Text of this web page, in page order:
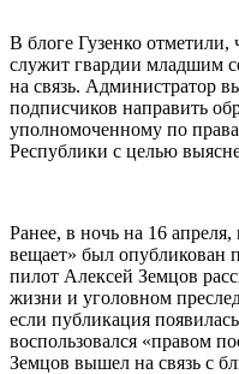
В блоге Гузенко отметили,
служит гвардии младшим
на связь. Администратор
подписчиков направить
уполномоченному по
Республики с целью
Ранее, в ночь на 16
вещает» был опубликован
пилот Алексей Земцов
жизни и уголовном
если публикация
воспользовался «правом
Земцов вышел на связь с